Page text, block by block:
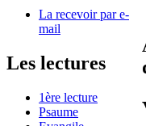
La recevoir par e-
mail
Les lectures
1ère lecture
Psaume